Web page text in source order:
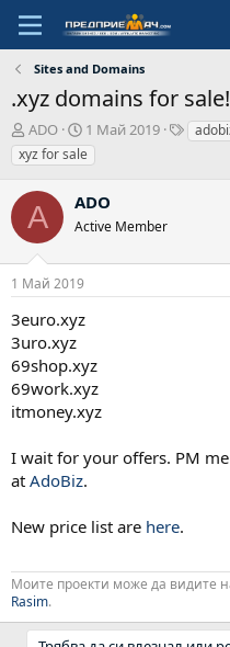
Sites and Domains
.xyz domains for sale!
А
в
т
о
р
ADO
Н
а
ч
л
н
д
а
1 Май 2019
Т
xyz for sale
A ADO
Active Member
1 Май 2019
3euro.xyz
3uro.xyz
69shop.xyz
69work.xyz
itmoney.xyz
I wait for your offers. PM
at AdoBiz.
New price list are here.
Моите проекти може да видите
Rasim.